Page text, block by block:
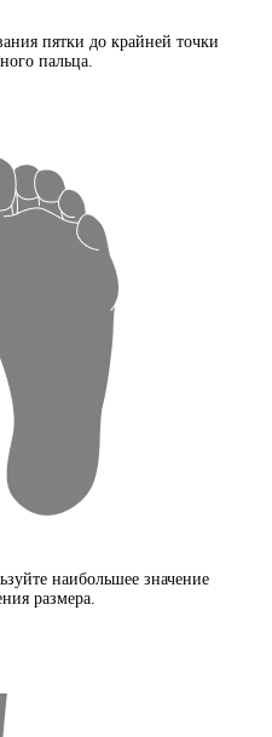
пятки до крайней точки
пальца.
наибольшее значение
размера.